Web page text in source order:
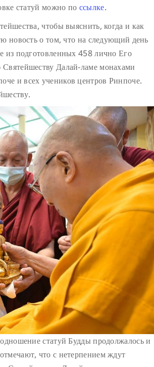
статуй можно по ссылке.
чтобы выяснить, когда и как
новость о том, что на следующий день
из подготовленных 458 лично Его
Далай-ламе монахами
и всех учеников центров Ринпоче.
статуй Будды продолжалось и
что с нетерпением ждут